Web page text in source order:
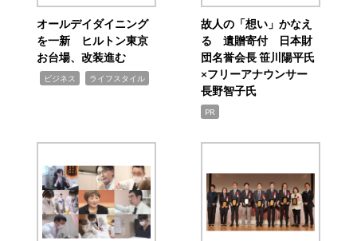
オールデイダイニング
を一新 ヒルトン東京
お台場、改装進む
ビジネス ライフスタイル
故人の「想い」かなえ
る 遺贈寄付 日本財
団名誉会長 笹川陽平氏
×フリーアナウンサー
長野智子氏
PR